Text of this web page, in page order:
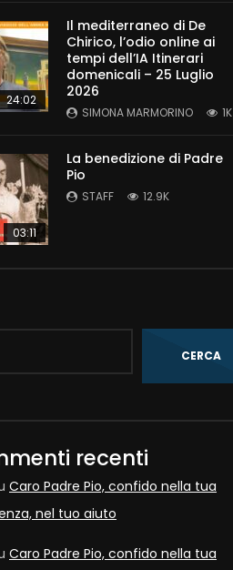
24:02
Il mediterraneo di De
Chirico, l’odio online ai
tempi dell’IA Itinerari
domenicali – 25 Luglio
2026
SIMONA MARMORINO 1K
03:11
La benedizione di Padre
Pio
STAFF 12.9K
CERCA
recenti
Caro Padre Pio, confido nella tua
nel tuo aiuto
Caro Padre Pio, confido nella tua